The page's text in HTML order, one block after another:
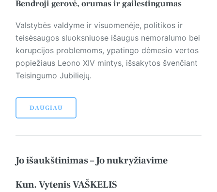
Bendroji gerovė, orumas ir gailestingumas
Valstybės valdyme ir visuomenėje, politikos ir
teisėsaugos sluoksniuose išaugus nemoralumo bei
korupcijos problemoms, ypatingo dėmesio vertos
popiežiaus Leono XIV mintys, išsakytos švenčiant
Teisingumo Jubiliejų.
DAUGIAU
Jo išaukštinimas – Jo nukryžiavime
Kun. Vytenis VAŠKELIS